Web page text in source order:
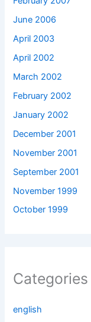
June 2006
April 2003
April 2002
March 2002
February 2002
January 2002
December 2001
November 2001
September 2001
November 1999
October 1999
Categories
english